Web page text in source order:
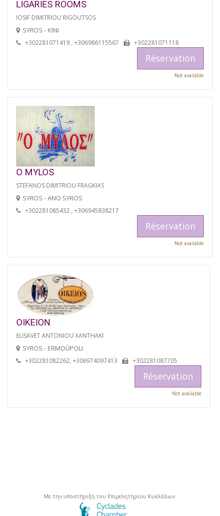
LIGARIES ROOMS
IOSIF DIMITRIOU RIGOUTSOS
SYROS - KINI
+302281071419 , +306986115567 +302281071118
Réservation
Not available
O MYLOS
STEFANOS DIMITRIOU FRAGKIAS
SYROS - ANO SYROS
+302281085432 , +306945838217
Réservation
Not available
OIKEION
ELISAVET ANTONIOU XANTHAKI
SYROS - ERMOÚPOLI
+302281082262, +306974097413 +302281087705
Réservation
Not available
Με την υποστήριξη του Επιμελητηρίου Κυκλάδων.